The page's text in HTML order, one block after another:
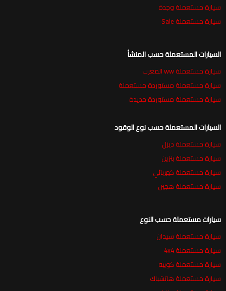
سيارة مستعملة وجدة
سيارة مستعملة Sale
السيارات المستعملة حسب المنشأ
سيارة مستعملة ww المغرب
سيارة مستعملة مستوردة مستعملة
سيارة مستعملة مستوردة جديدة
السيارات المستعملة حسب نوع الوقود
سيارة مستعملة ديزل
سيارة مستعملة بنزين
سيارة مستعملة كهربائي
سيارة مستعملة هجين
سيارات مستعملة حسب النوع
سيارة مستعملة سيدان
سيارة مستعملة 4x4
سيارة مستعملة كوبيه
سيارة مستعملة هاتشباك